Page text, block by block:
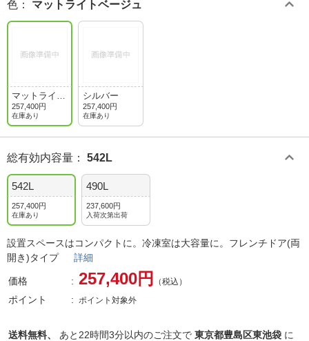
色 ： マットライトベージュ
マットライト
ベージュ
257,400円
在庫あり
シルバー
257,400円
在庫あり
総有効内容量 ： 542L
542L
257,400円
在庫あり
490L
237,600円
入荷次第出荷
設置スペースはコンパクトに。冷凍室は大容量に。フレンチドア(両
開き)タイプ 詳細
価格 257,400円 （税込）
ポイント ポイント対象外
送料無料、 あと 22時間3分以内のご注文で 東京都豊島区東池袋 に